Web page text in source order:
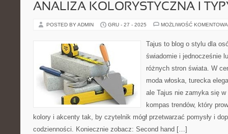
ANALIZA KOLORYSTYCZNA I
POSTED BY ADMIN GRU - 27 - 2025 MOŻLIWOŚĆ
Tajus to blog o stylu dla
świadomie i jednocześnie
różnych stron świata. W
moda włoska, turecka
ale Tajus nie zamyka się
kompas trendów, który
kolory i akcenty tak, by czytelnik mógł przetwarzać pomysły i
codzienności. Koniecznie zobacz: Second hand […]